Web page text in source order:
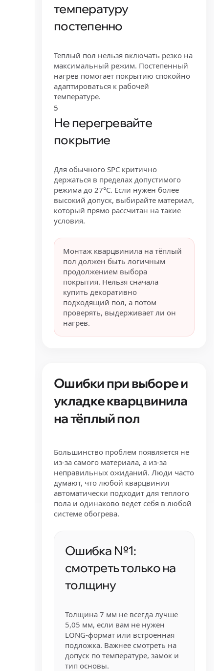
температуру
постепенно
Теплый пол нельзя включать резко на
максимальный режим. Постепенный
нагрев помогает покрытию спокойно
адаптироваться к рабочей
температуре.
5
Не перегревайте
покрытие
Для обычного SPC критично
держаться в пределах допустимого
режима до 27°C. Если нужен более
высокий допуск, выбирайте материал,
который прямо рассчитан на такие
условия.
Монтаж кварцвинила на тёплый
пол должен быть логичным
продолжением выбора
покрытия. Нельзя сначала
купить декоративно
подходящий пол, а потом
проверять, выдерживает ли он
нагрев.
Ошибки при выборе и
укладке кварцвинила
на тёплый пол
Большинство проблем появляется не
из-за самого материала, а из-за
неправильных ожиданий. Люди часто
думают, что любой кварцвинил
автоматически подходит для теплого
пола и одинаково ведет себя в любой
системе обогрева.
Ошибка №1:
смотреть только на
толщину
Толщина 7 мм не всегда лучше
5,05 мм, если вам не нужен
LONG-формат или встроенная
подложка. Важнее смотреть на
допуск по температуре, замок и
тип основы.